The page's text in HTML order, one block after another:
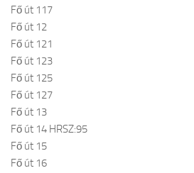
Fő út 117
Fő út 12
Fő út 121
Fő út 123
Fő út 125
Fő út 127
Fő út 13
Fő út 14 HRSZ:95
Fő út 15
Fő út 16